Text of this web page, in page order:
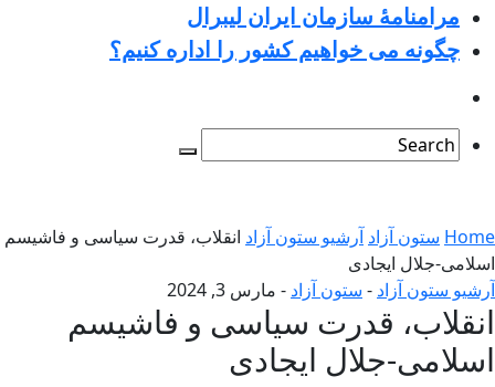
مرامنامۀ سازمان ایران لیبرال
چگونه می خواهیم کشور را اداره کنیم؟
Home ستون آزاد آرشیو ستون آزاد انقلاب، قدرت سیاسی و فاشیسم
اسلامی-جلال ایجادی
آرشیو ستون آزاد - ستون آزاد - مارس 3, 2024
انقلاب، قدرت سیاسی و فاشیسم
اسلامی-جلال ایجادی